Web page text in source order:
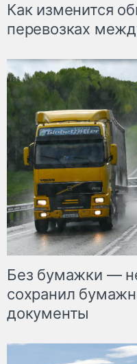
Как изменится
перевозках
Без бумажки —
сохранил
документы